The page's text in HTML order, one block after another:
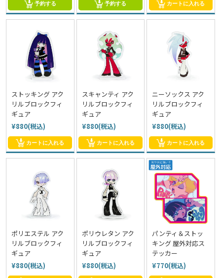
予約する 予約する カートに入れる
ストッキング アク
リルブロックフィ
ギュア
¥880(税込)
カートに入れる
スキャンティ アク
リルブロックフィ
ギュア
¥880(税込)
カートに入れる
ニーソックス アク
リルブロックフィ
ギュア
¥880(税込)
カートに入れる
ポリエステル アク
リルブロックフィ
ギュア
¥880(税込)
ポリウレタン アク
リルブロックフィ
ギュア
¥880(税込)
パンティ＆ストッ
キング 屋外対応ス
テッカー
¥770(税込)